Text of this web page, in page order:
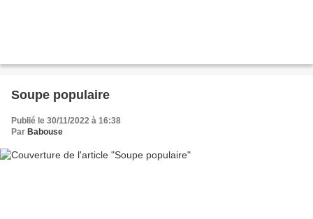
Soupe populaire
Publié le 30/11/2022 à 16:38
Par Babouse